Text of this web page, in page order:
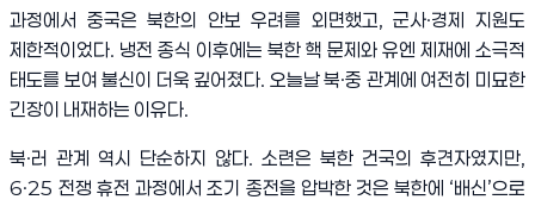
과정에서 중국은 북한의 안보 우려를 외면했고,군사·경제 지원도
제한적이었다. 냉전 종식 이후에는 북한 핵 문제와 유엔 제재에 소극적
태도를 보여 불신이 더욱 깊어졌다. 오늘날 북·중 관계에 여전히 미묘한
긴장이 내재하는 이유다.
북·러 관계 역시 단순하지 않다. 소련은 북한 건국의 후견자였지만,
6·25전쟁 휴전 과정에서 조기 종전을 압박한 것은 북한에 ‘배신’으로